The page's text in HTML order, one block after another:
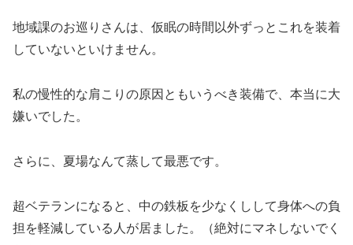
地域課のお巡りさんは、仮眠の時間以外ずっとこれを装着
していないといけません。
私の慢性的な肩こりの原因ともいうべき装備で、本当に大
嫌いでした。
さらに、夏場なんて蒸して最悪です。
超ベテランになると、中の鉄板を少なくしして身体への負
担を軽減している人が居ました。（絶対にマネしないでく